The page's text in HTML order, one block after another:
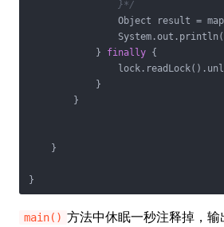
                }*/
Object result =
            }
finally {
            }
        }
    }
}
main() 方法中休眠一秒注释掉，输